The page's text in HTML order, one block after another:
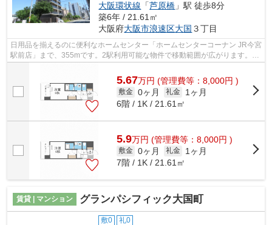
大阪環状線 「芦原橋 」駅 徒歩8分
築6年 / 21.61㎡
大阪府大阪市浪速区大国 ３丁目
日用品を揃えるのに便利なホームセンター「ホームセンターコーナン JR今宮
駅前店」まで、355mです。2駅利用可能な物件で移動範囲が広がります。共
5.67万円 (管理費等：8,000円 )
敷金 0ヶ月 礼金
1ヶ月
6階 / 1K / 21.61㎡
5.9万円 (管理費等：8,000円 )
敷金 0ヶ月 礼金
1ヶ月
7階 / 1K / 21.61㎡
賃貸 | マンション グランパシフィック大国町
敷0 礼0